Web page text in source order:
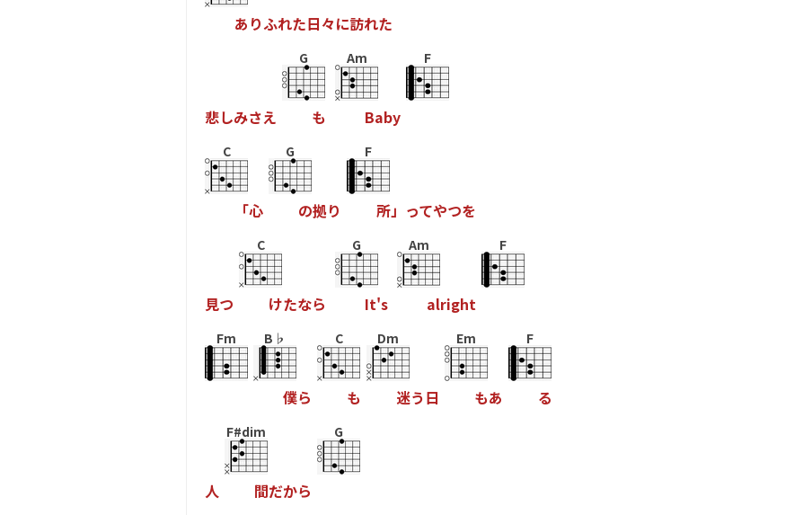
あ りふれた日々に訪れた
悲しみさえ
G
も
Am
Baby
F
C
「心
G
の拠り
F
所」 ってやつを
見つ
C
けたなら
G
It's
Am
alright
F
Fm B♭
僕ら
C
も
Dm
迷う 日
Em
もあ
F
る
人
F#dim
間だから
G